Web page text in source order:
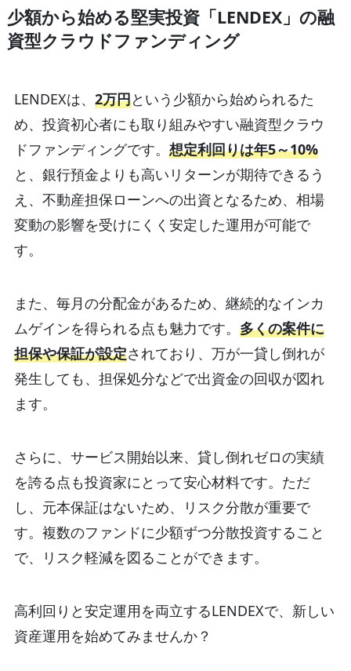
少額から始める堅実投資「LENDEX」の融
資型クラウドファンディング
LENDEXは、 2万円という少額から始められるた
め、投資初心者にも取り組みやすい融資型クラウ
ドファンディングです。 想定利回りは年5～10%
と、銀行預金よりも高いリターンが期待できるう
え、不動産担保ローンへの出資となるため、相場
変動の影響を受けにくく安定した運用が可能で
す。
また、毎月の分配金があるため、継続的なインカ
ムゲインを得られる点も魅力です。 多くの案件に
担保や保証が設定されており、万が一貸し倒れが
発生しても、担保処分などで出資金の回収が図れ
ます。
さらに、サービス開始以来、貸し倒れゼロの実績
を誇る点も投資家にとって安心材料です。ただ
し、元本保証はないため、リスク分散が重要で
す。複数のファンドに少額ずつ分散投資すること
で、リスク軽減を図ることができます。
高利回りと安定運用を両立するLENDEXで、新しい
資産運用を始めてみませんか？